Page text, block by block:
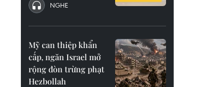
NGHE
Mỹ can thiệp khẩn
cấp, ngăn Israel mở
rộng đòn trừng phạt
Hezbollah